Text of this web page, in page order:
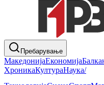
Пребарување
МакедонијаЕкономија
ХроникаКултураНаука/